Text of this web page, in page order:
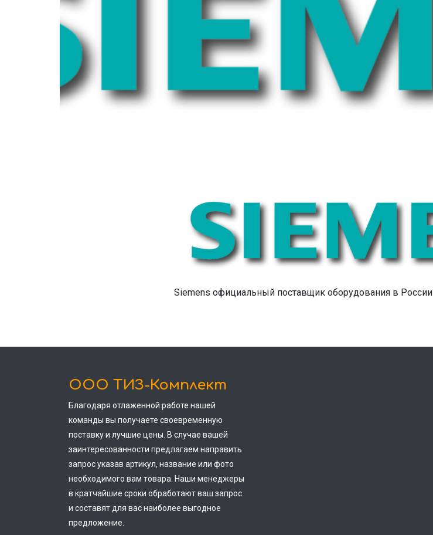
Siemens официальный поставщик оборудования в России
ООО ТИЗ-Комплект
Благодаря отлаженной работе нашей
команды вы получаете своевременную
поставку и лучшие цены. В случае вашей
заинтересованности предлагаем направить
запрос указав артикул, название или фото
необходимого вам товара. Наши менеджеры
в кратчайшие сроки обработают ваш запрос
и составят для вас наиболее выгодное
предложение.